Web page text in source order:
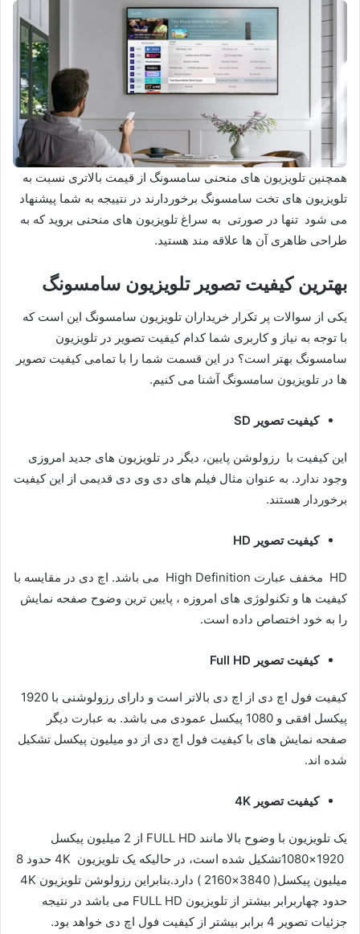
همچنین تلویزیون های منحنی سامسونگ از قیمت بالاتری نسبت به
تلویزیون های تخت سامسونگ برخوردارند در نتییجه به شما پیشنهاد
می شود تنها در صورتی به سراغ تلویزیون های منحنی بروید که به
طراحی ظاهری آن ها علاقه مند هستید.
بهترین کیفیت تصویر تلویزیون سامسونگ
یکی از سوالات پر تکرار خریداران تلویزیون سامسونگ این است که
با توجه به نیاز و کاربری شما کدام کیفیت تصویر در تلویزیون
سامسونگ بهتر است؟ در این قسمت شما را با تمامی کیفیت تصویر
ها در تلویزیون سامسونگ آشنا می کنیم.
کیفیت تصویر SD
این کیفیت با رزولوشن پایین، دیگر در تلویزیون های جدید امروزی
وجود ندارد. به عنوان مثال فیلم های دی وی دی قدیمی از این کیفیت
برخوردار هستند.
کیفیت تصویر HD
HD مخفف عبارت High Definition می باشد. اچ دی در مقایسه با
کیفیت ها و تکنولوژی های امروزه ، پایین ترین وضوح صفحه نمایش
را به خود اختصاص داده است.
کیفیت تصویر Full HD
کیفیت فول اچ دی از اچ دی بالاتر است و دارای رزولوشنی با 1920
پیکسل افقی و 1080 پیکسل عمودی می باشد. به عبارت دیگر
صفحه نمایش های با کیفیت فول اچ دی از دو میلیون پیکسل تشکیل
شده اند.
کیفیت تصویر 4K
یک تلویزیون با وضوح بالا مانند FULL HD از 2 میلیون پیکسل
1920×1080تشکیل شده است، در حالیکه یک تلویزیون 4K حدود 8
میلیون پیکسل( 3840×2160 ) دارد.بنابراین رزولوشن تلویزیون 4K
حدود چهاربرابر بیشتر از تلویزیون FULL HD می باشد در نتیجه
جزئیات تصویر 4 برابر بیشتر از کیفیت فول اچ دی خواهد بود.